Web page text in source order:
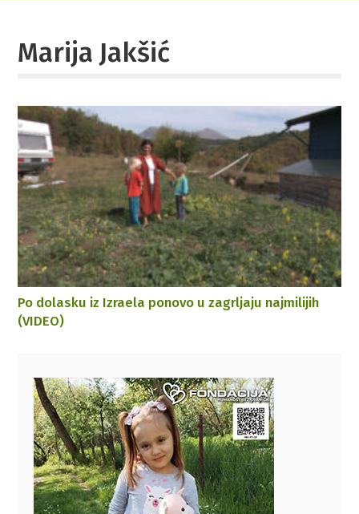
Marija Jakšić
Po dolasku iz Izraela ponovo u zagrljaju najmilijih
(VIDEO)